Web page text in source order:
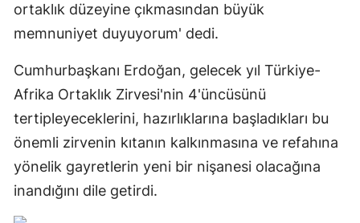
ortaklık düzeyine çıkmasından büyük
memnuniyet duyuyorum' dedi.
Cumhurbaşkanı Erdoğan, gelecek yıl Türkiye-
Afrika Ortaklık Zirvesi'nin 4'üncüsünü
tertipleyeceklerini, hazırlıklarına başladıkları bu
önemli zirvenin kıtanın kalkınmasına ve refahına
yönelik gayretlerin yeni bir nişanesi olacağına
inandığını dile getirdi.